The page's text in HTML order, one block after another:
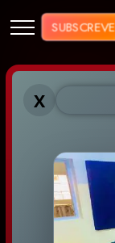
Muzik
Muzik
X